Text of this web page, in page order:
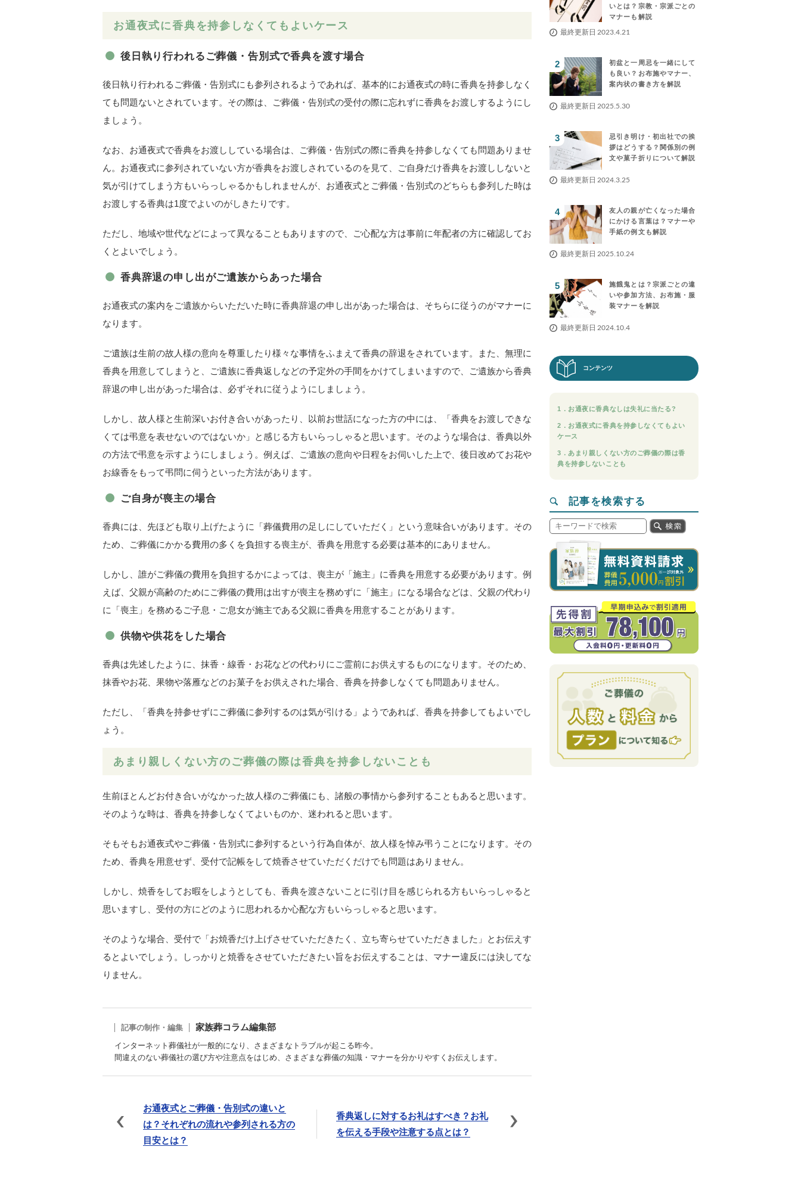
お通夜式に香典を持参しなくてもよいケース
後日執り行われるご葬儀・告別式で香典を渡す場合
後日執り行われるご葬儀・告別式にも参列されるようであれば、基本的にお通夜式の時に香典を持参しなく
ても問題ないとされています。その際は、ご葬儀・告別式の受付の際に忘れずに香典をお渡しするようにし
ましょう。
なお、お通夜式で香典をお渡ししている場合は、ご葬儀・告別式の際に香典を持参しなくても問題ありませ
ん。お通夜式に参列されていない方が香典をお渡しされているのを見て、ご自身だけ香典をお渡ししないと
気が引けてしまう方もいらっしゃるかもしれませんが、お通夜式とご葬儀・告別式のどちらも参列した時は
お渡しする香典は1度でよいのがしきたりです。
ただし、地域や世代などによって異なることもありますので、ご心配な方は事前に年配者の方に確認してお
くとよいでしょう。
香典辞退の申し出がご遺族からあった場合
お通夜式の案内をご遺族からいただいた時に香典辞退の申し出があった場合は、そちらに従うのがマナーに
なります。
ご遺族は生前の故人様の意向を尊重したり様々な事情をふまえて香典の辞退をされています。また、無理に
香典を用意してしまうと、ご遺族に香典返しなどの予定外の手間をかけてしまいますので、ご遺族から香典
辞退の申し出があった場合は、必ずそれに従うようにしましょう。
しかし、故人様と生前深いお付き合いがあったり、以前お世話になった方の中には、「香典をお渡しできな
くては弔意を表せないのではないか」と感じる方もいらっしゃると思います。そのような場合は、香典以外
の方法で弔意を示すようにしましょう。例えば、ご遺族の意向や日程をお伺いした上で、後日改めてお花や
お線香をもって弔問に伺うといった方法があります。
ご自身が喪主の場合
香典には、先ほども取り上げたように「葬儀費用の足しにしていただく」という意味合いがあります。その
ため、ご葬儀にかかる費用の多くを負担する喪主が、香典を用意する必要は基本的にありません。
しかし、誰がご葬儀の費用を負担するかによっては、喪主が「施主」に香典を用意する必要があります。例
えば、父親が高齢のためにご葬儀の費用は出すが喪主を務めずに「施主」になる場合などは、父親の代わり
に「喪主」を務めるご子息・ご息女が施主である父親に香典を用意することがあります。
供物や供花をした場合
香典は先述したように、抹香・線香・お花などの代わりにご霊前にお供えするものになります。そのため、
抹香やお花、果物や落雁などのお菓子をお供えされた場合、香典を持参しなくても問題ありません。
ただし、「香典を持参せずにご葬儀に参列するのは気が引ける」ようであれば、香典を持参してもよいでし
ょう。
あまり親しくない方のご葬儀の際は香典を持参しないことも
生前ほとんどお付き合いがなかった故人様のご葬儀にも、諸般の事情から参列することもあると思います。
そのような時は、香典を持参しなくてよいものか、迷われると思います。
そもそもお通夜式やご葬儀・告別式に参列するという行為自体が、故人様を悼み弔うことになります。その
ため、香典を用意せず、受付で記帳をして焼香させていただくだけでも問題はありません。
しかし、焼香をしてお暇をしようとしても、香典を渡さないことに引け目を感じられる方もいらっしゃると
思いますし、受付の方にどのように思われるか心配な方もいらっしゃると思います。
そのような場合、受付で「お焼香だけ上げさせていただきたく、立ち寄らせていただきました」とお伝えす
るとよいでしょう。しっかりと焼香をさせていただきたい旨をお伝えすることは、マナー違反には決してな
りません。
記事の制作・編集 家族葬コラム編集部
インターネット葬儀社が一般的になり、さまざまなトラブルが起こる昨今。
間違えのない葬儀社の選び方や注意点をはじめ、さまざまな葬儀の知識・マナーを分かりやすくお伝えします。
お通夜式とご葬儀・告別式の違いと
は？それぞれの流れや参列される方の
目安とは？
香典返しに対するお礼はすべき？お礼
を伝える手段や注意する点とは？
いとは？宗教・宗派ごとの
マナーも解説
最終更新日 2023.4.21
初盆と一周忌を一緒にして
も良い？お布施やマナー、
案内状の書き方を解説
最終更新日 2025.5.30
忌引き明け・初出社での挨
拶はどうする？関係別の例
文や菓子折りについて解説
最終更新日 2024.3.25
友人の親が亡くなった場合
にかける言葉は？マナーや
手紙の例文も解説
最終更新日 2025.10.24
施餓鬼とは？宗派ごとの違
いや参加方法、お布施・服
装マナーを解説
最終更新日 2024.10.4
コンテンツ
1．お通夜に香典なしは失礼に当たる?
2．お通夜式に香典を持参しなくてもよい
ケース
3．あまり親しくない方のご葬儀の際は香
典を持参しないことも
記事を検索する